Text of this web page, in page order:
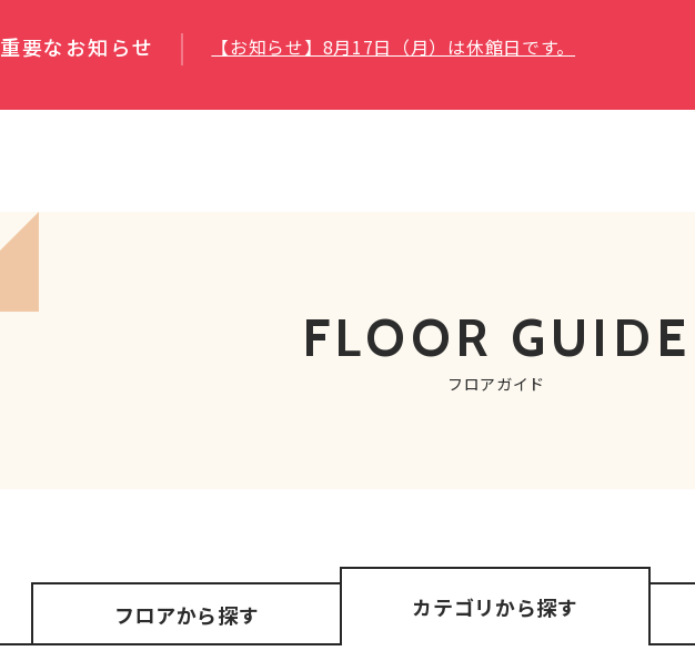
重要なお知らせ 【お知らせ】8月17日（月）は休館日です。
FLOOR GUIDE
フロアガイド
フロアから探す カテゴリから探す